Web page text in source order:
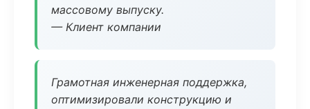
массовому выпуску.
— Клиент компании
Грамотная инженерная поддержка,
оптимизировали конструкцию и